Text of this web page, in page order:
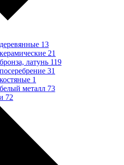
13
21
латунь 119
31
1
металл 73
72